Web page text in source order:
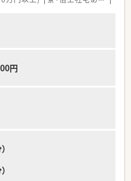
利便性を高めた小商圏型ストア
ながら全国展開を考えておりま
や管理職、幹部候補としてのキ
です！
ラムが充実しています！
種研修会・キャリアアップセミナ
わせた教育体制がございます
円